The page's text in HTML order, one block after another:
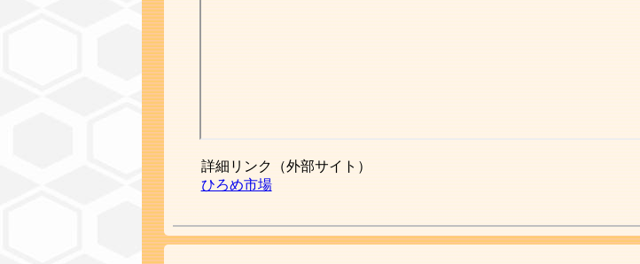
詳細リンク（外部サイト）
ひろめ市場